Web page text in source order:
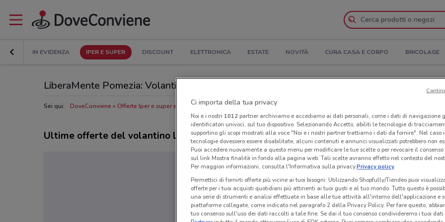
IN EVIDENZA IPER E SUPER DISCOUNT ELETTRONICA ESTATE NOVITÀ CURA CASA E CORPO BRICOLAGE
LiberaMente Pomezia: Volantino, Orari di apertura e Indirizzi
Sei qui: DoveConviene Offerte Iper e super a Pomezia Negozi LiberaMente a Pomezia
Ultime offerte del volantino LiberaMente
Ci importa della tua privacy
Noi e i nostri 1012partner archiviamo e accediamo ai dati personali, come i dati di navigazione
identificatori univoci, sul tuo dispositivo. Selezionando Accetto, abiliti le tecnologie di
supportino gli scopi mostrati alla voce "Noi e i nostri partner trattiamo i dati da fornire". Nel caso
tecnologie dovessero essere disabilitate, alcuni contenuti e annunci visualizzati potrebbero non
Puoi accedere nuovamente a questo menu per modificare le tue scelte o per revocare il
sul link Mostra finalità in fondo alla pagina web. Tali scelte avranno effetto nel contesto del
Per maggiori informazioni, consulta l'Informativa sulla privacy.Privacy policy
Permettici di fornirti offerte più vicine ai tuoi bisogni: Utilizzando Shopfully/Tiendeo puoi
offerte per i tuoi acquisti quotidiani più attinenti ai tuoi gusti e al tuo mondo. Tutto questo è
una serie di strumenti e analisi effettuate in base alle tue attività all'interno dell'applicazione e
piattaforme collegate, come indicato nel paragrafo 2 della Privacy Policy. Per fare questo,
tuo consenso sull'uso dei dati raccolti a tale fine. Se dai il tuo consenso condivideremo i tuoi dati